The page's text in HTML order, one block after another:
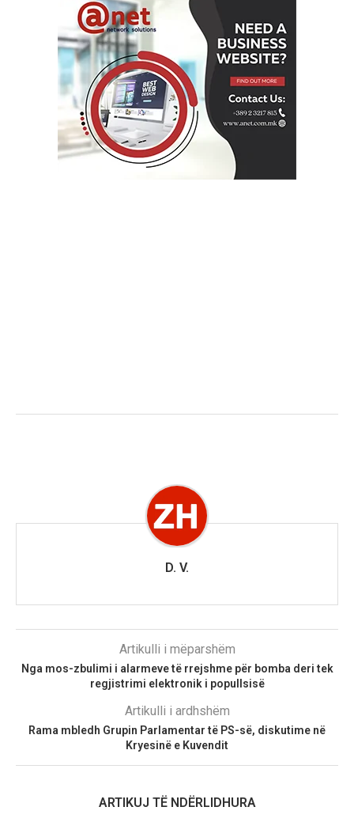
D. V.
Artikulli i mëparshëm
Nga mos-zbulimi i alarmeve të rrejshme për bomba deri tek
regjistrimi elektronik i popullsisë
Artikulli i ardhshëm
Rama mbledh Grupin Parlamentar të PS-së, diskutime në
Kryesinë e Kuvendit
ARTIKUJ TË NDËRLIDHURA